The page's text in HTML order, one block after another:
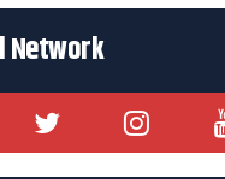
Network